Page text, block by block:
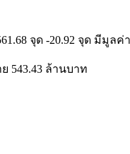
จุด -20.92 จุด มีมู
543.43 ล้านบาท